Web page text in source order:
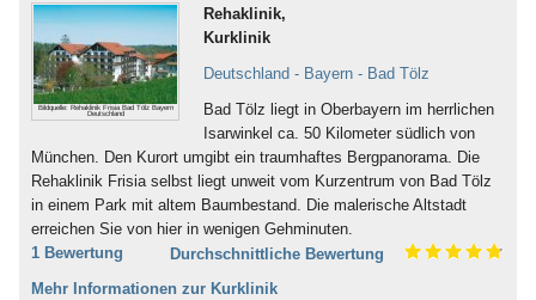
Bildquelle: Rehaklinik Frisia Bad Tölz Bayern
Deutschland
Rehaklinik,
Kurklinik
Deutschland - Bayern - Bad Tölz
Bad Tölz liegt in Oberbayern im herrlichen
Isarwinkel ca. 50 Kilometer südlich von
München. Den Kurort umgibt ein traumhaftes Bergpanorama. Die
Rehaklinik Frisia selbst liegt unweit vom Kurzentrum von Bad Tölz
in einem Park mit altem Baumbestand. Die malerische Altstadt
erreichen Sie von hier in wenigen Gehminuten.
1 Bewertung
Durchschnittliche Bewertung
Mehr Informationen zur Kurklinik